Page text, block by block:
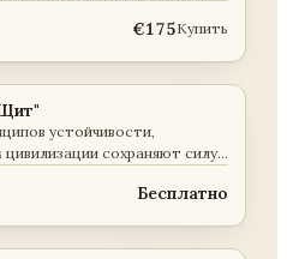
€175Купить
устойчивости,
сохраняют силу
столетий.
Бесплатно